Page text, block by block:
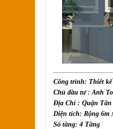
Công trình: Thiết kế
Chủ đầu tư : Anh
Địa Chỉ : Quận
Diện tích: Rộng 6m
Số tầng: 4 Tầng